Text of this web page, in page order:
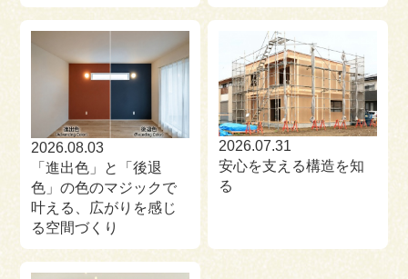
2026.08.03
「進出色」と「後退
色」の色のマジックで
叶える、広がりを感じ
る空間づくり
2026.07.31
安心を支える構造を知
る